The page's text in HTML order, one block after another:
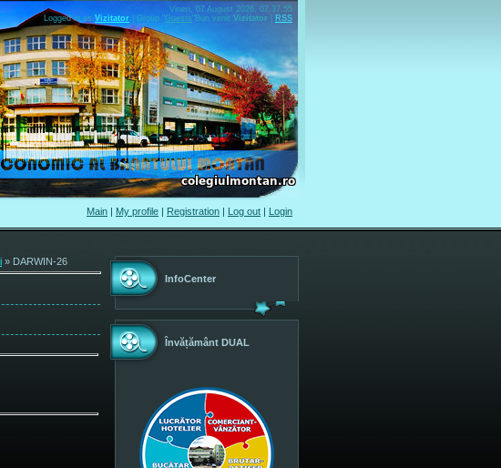
Vineri, 07 August 2026, 07.37.55
Logged in as Vizitator Group "Guests" Bun venit Vizitator RSS
Main | My profile | Registration | Log out | Login
» DARWIN-26
InfoCenter
Învățământ DUAL